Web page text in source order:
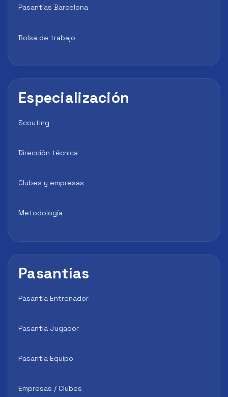
Pasantías Barcelona
Bolsa de trabajo
Especialización
Scouting
Dirección técnica
Clubes y empresas
Metodología
Pasantías
Pasantía Entrenador
Pasantía Jugador
Pasantía Equipo
Empresas / Clubes